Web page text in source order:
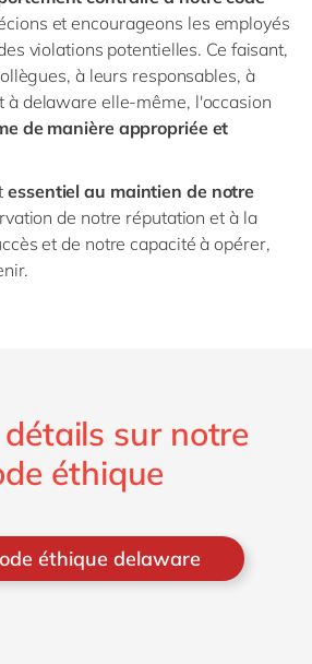
et encourageons les employés
violations potentielles. Ce faisant,
à leurs responsables, à
à delaware elle-même, l'occasion
de manière appropriée et
essentiel au maintien de notre
de notre réputation et à la
et de notre capacité à opérer,
sur notre
éthique
éthique delaware